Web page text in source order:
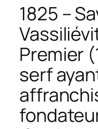
1825 –
Premier
serf